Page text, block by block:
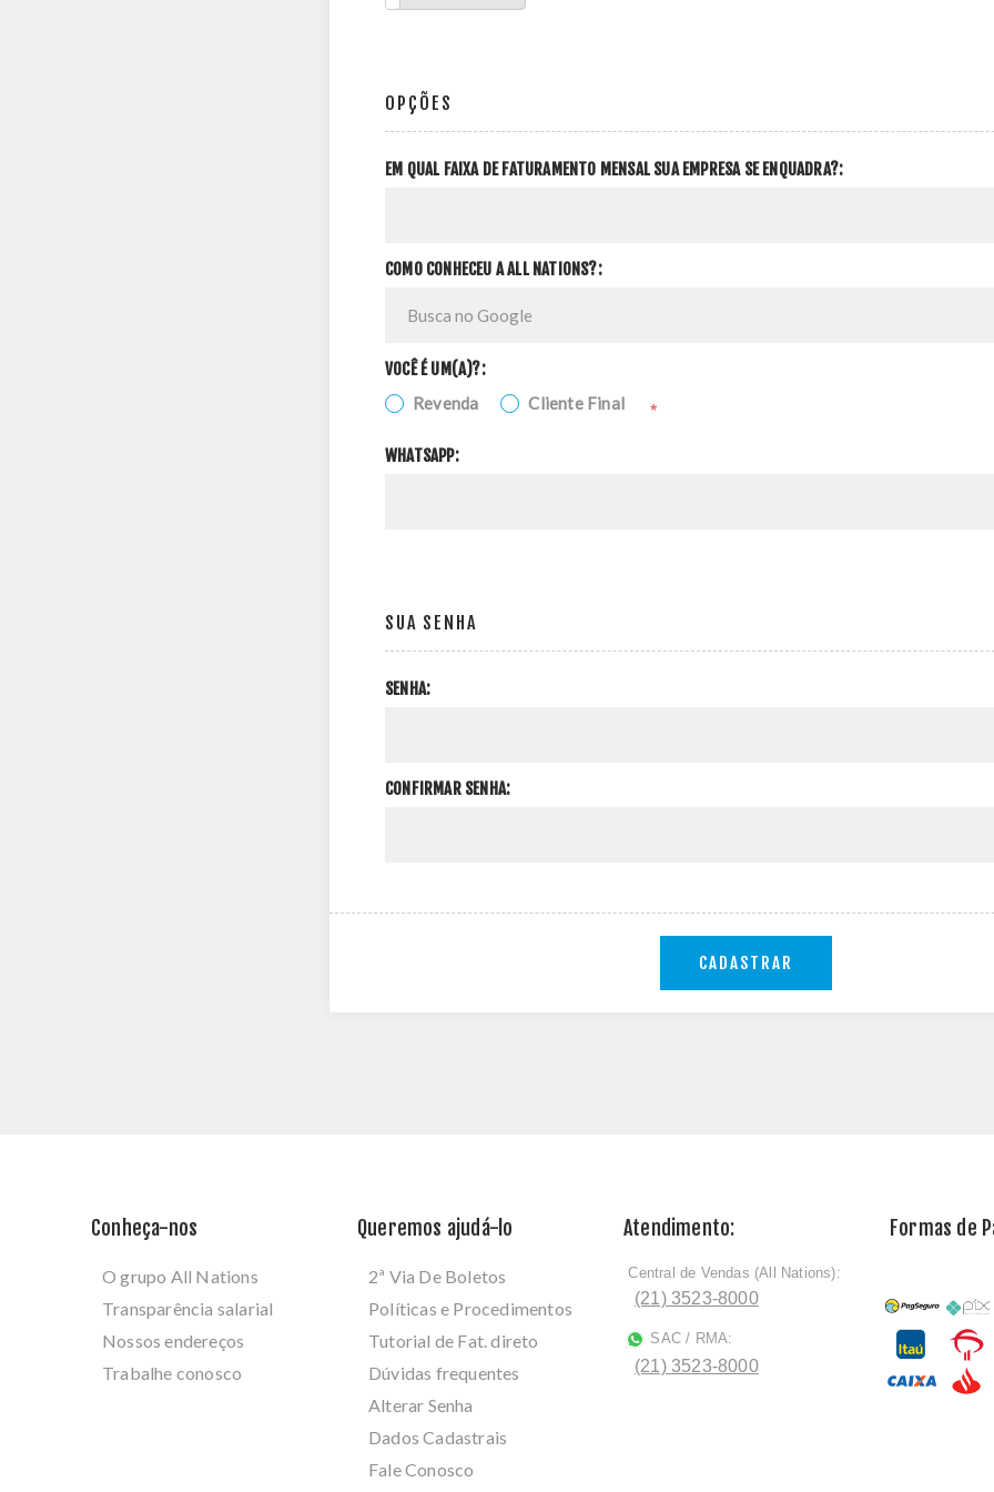
OPÇÕES
EM QUAL FAIXA DE FATURAMENTO MENSAL SUA EMPRESA SE ENQUADRA?:
COMO CONHECEU A ALL NATIONS?:
VOCÊ É UM(A)?:
Revenda Cliente Final *
WHATSAPP:
SUA SENHA
SENHA:
CONFIRMAR SENHA:
CADASTRAR
Conheça-nos
O grupo All Nations
Transparência salarial
Nossos endereços
Trabalhe conosco
Queremos ajudá-lo
2ª Via De Boletos
Políticas e Procedimentos
Tutorial de Fat. direto
Dúvidas frequentes
Alterar Senha
Dados Cadastrais
Fale Conosco
Atendimento:
ﾠCentral de Vendas (All Nations):
(21) 3523-8000
SAC / RMA:
(21) 3523-8000
Formas de